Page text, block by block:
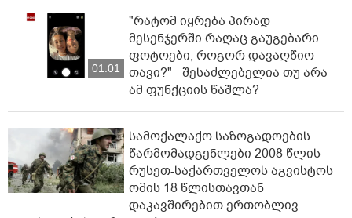
01:01
"რატომ იყრება პირად
მესენჯერში რაღაც გაუგებარი
ფოტოები, როგორ დავაღწიო
თავი?" - შესაძლებელია თუ არა
ამ ფუნქციის წაშლა?
სამოქალაქო საზოგადოების
წარმომადგენლები 2008 წლის
რუსეთ-საქართველოს აგვისტოს
ომის 18 წლისთავთან
დაკავშირებით ერთობლივ